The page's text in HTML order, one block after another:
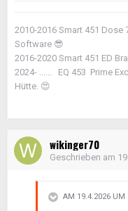
2010-2016 Smart 451 Dose
Software 😎
2016-2020 Smart 451 ED
2024- ...... EQ 453 Prime
Hütte. 😍
wikinger70
Geschrieben am
AM 19.4.2026 UM